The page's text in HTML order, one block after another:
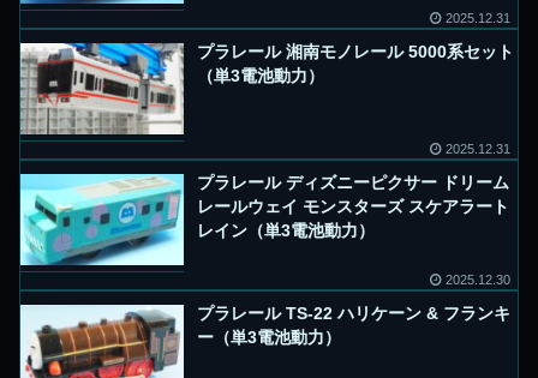
2025.12.31
プラレール 湘南モノレール 5000系セット
（単3電池動力）
2025.12.31
プラレール ディズニーピクサー ドリーム
レールウェイ モンスターズ スケアラート
レイン（単3電池動力）
2025.12.30
プラレール TS-22 ハリケーン & フランキ
ー（単3電池動力）